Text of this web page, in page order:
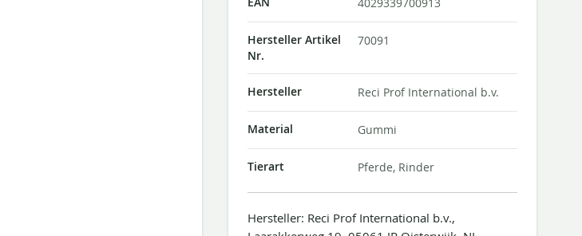
4029339700913
Hersteller Artikel
Nr.
70091
Hersteller Reci Prof International b.v.
Material Gummi
Tierart Pferde, Rinder
Hersteller: Reci Prof International b.v.,